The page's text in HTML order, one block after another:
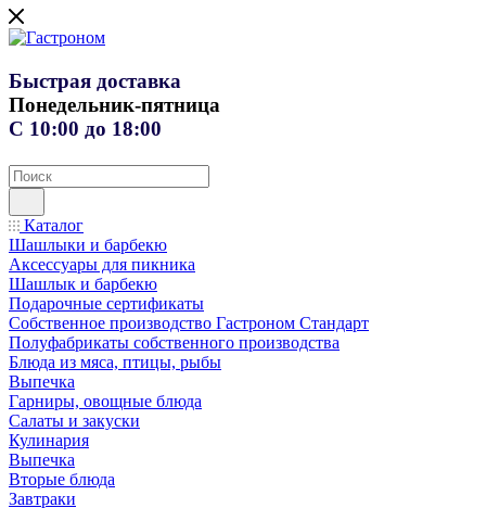
Быстрая доставка
Понедельник-пятница
С 10:00 до 18:00
Каталог
Шашлыки и барбекю
Аксессуары для пикника
Шашлык и барбекю
Подарочные сертификаты
Собственное производство Гастроном Стандарт
Полуфабрикаты собственного производства
Блюда из мяса, птицы, рыбы
Выпечка
Гарниры, овощные блюда
Салаты и закуски
Кулинария
Выпечка
Вторые блюда
Завтраки